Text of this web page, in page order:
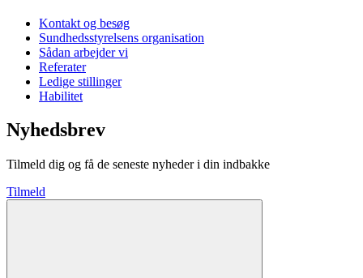
Kontakt og besøg
Sundhedsstyrelsens organisation
Sådan arbejder vi
Referater
Ledige stillinger
Habilitet
Nyhedsbrev
Tilmeld dig og få de seneste nyheder i din indbakke
Tilmeld